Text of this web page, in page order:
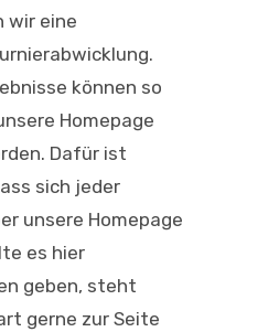
wir eine
können so
Homepage
Dafür ist
sich jeder
unsere Homepage
es hier
geben, steht
gerne zur Seite